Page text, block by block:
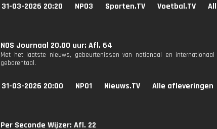
31-03-2026 20:20 NPO3 Sporten.TV Voetbal.TV
NOS Journaal 20.00 uur: Afl. 64
Met het laatste nieuws, gebeurtenissen van nationaal en
gebarentaal.
31-03-2026 20:00 NPO1 Nieuws.TV Alle afleveringen
Per Seconde Wijzer: Afl. 22